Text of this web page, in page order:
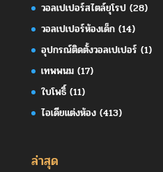
วอลเปเปอร์สไตล์ยุโรป(28)
วอลเปเปอร์ห้องเด็ก(14)
อุปกรณ์ติดตั้งวอลเปเปอร์ (1)
เทพพนม(17)
ใบโพธิ์(11)
ไอเดียแต่งห้อง(413)
ล่าสุด